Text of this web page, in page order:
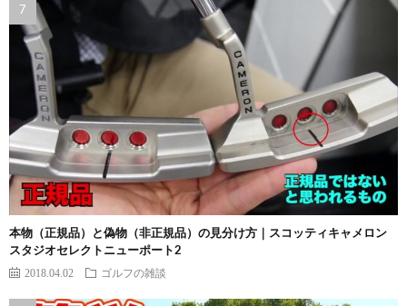
本物（正規品）と偽物（非正規品）の見分け方｜スコッティキャメロン
スタジオセレクトニューポート2
2018.04.02 ゴルフの雑談